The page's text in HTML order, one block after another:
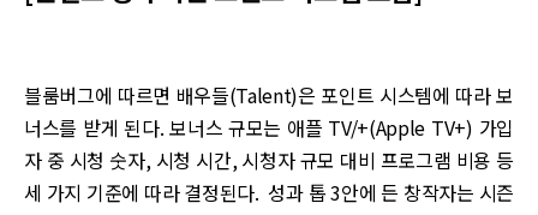
블룸버그에 따르면 배우들(Talent)은 포인트 시스템에 따라 보
너스를 받게 된다. 보너스 규모는 애플 TV/+(Apple TV+) 가입
자 중 시청 숫자, 시청 시간, 시청자 규모 대비 프로그램 비용 등
세 가지 기준에 따라 결정된다. 성과 톱 3안에 든 창작자는 시즌